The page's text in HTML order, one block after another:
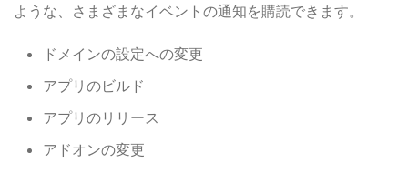
ような、さまざまなイベントの通知を購読できます。
ドメインの設定への変更
アプリのビルド
アプリのリリース
アドオンの変更